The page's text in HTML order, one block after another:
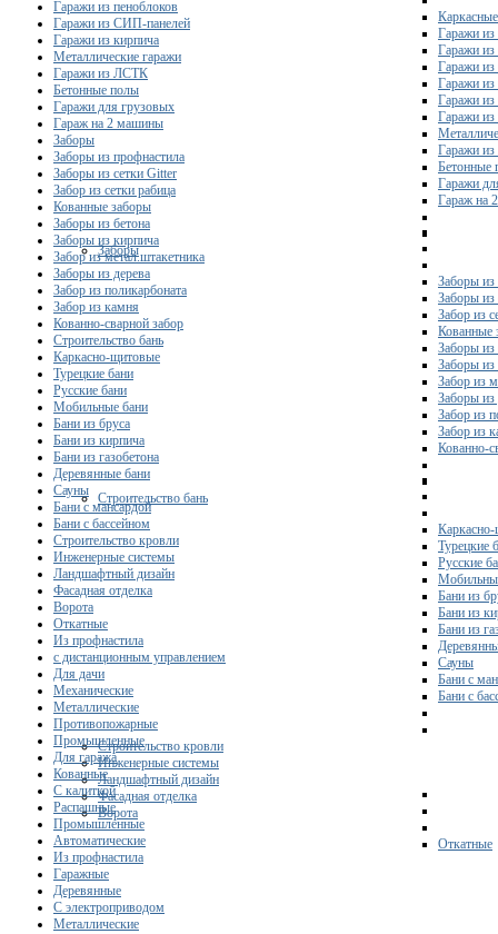
Гаражи из
Гаражи из
Гаражи из
Гаражи из
Гаражи
Гаражи из
Гаражи
Бетонные
Гаражи
Гараж на
Заборы
Заборы из
Заборы из
Забор из
Кованные
Заборы из
Заборы из
Забор из
Заборы из
Забор из
Забор из
Кованно-
Строительство бань
Турецкие
Русские
Бани из
Бани из
Бани из
Сауны
Бани с
Бани с
Строительство кровли
Инженерные системы
Ландшафтный дизайн
Фасадная отделка
Ворота
Откатные
Гаражи из пеноблоков
Гаражи из СИП-панелей
Гаражи из кирпича
Металлические гаражи
Гаражи из ЛСТК
Бетонные полы
Гаражи для грузовых
Гараж на 2 машины
Заборы
Заборы из профнастила
Заборы из сетки Gitter
Забор из сетки рабица
Кованные заборы
Заборы из бетона
Заборы из кирпича
Забор из метал.штакетника
Заборы из дерева
Забор из поликарбоната
Забор из камня
Кованно-сварной забор
Строительство бань
Каркасно-щитовые
Турецкие бани
Русские бани
Мобильные бани
Бани из бруса
Бани из кирпича
Бани из газобетона
Деревянные бани
Сауны
Бани с мансардой
Бани с бассейном
Строительство кровли
Инженерные системы
Ландшафтный дизайн
Фасадная отделка
Ворота
Откатные
Из профнастила
с дистанционным управлением
Для дачи
Механические
Металлические
Противопожарные
Промышленные
Для гаража
Кованные
С калиткой
Распашные
Промышленные
Автоматические
Из профнастила
Гаражные
Деревянные
С электроприводом
Металлические